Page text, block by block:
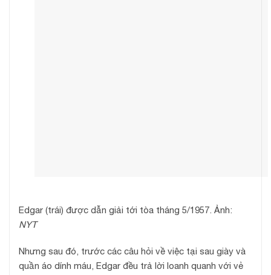
Edgar (trái) được dẫn giải tới tòa tháng 5/1957. Ảnh:
NYT
Nhưng sau đó, trước các câu hỏi về việc tại sau giày và
quần áo dính máu, Edgar đều trả lời loanh quanh với vẻ